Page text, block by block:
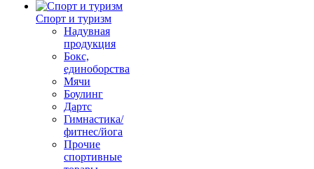
Спорт и туризм
Надувная
продукция
Бокс,
единоборства
Мячи
Боулинг
Дартс
Гимнастика/
фитнес/йога
Прочие
спортивные